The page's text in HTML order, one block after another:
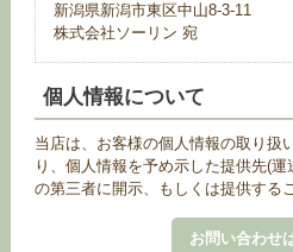
新潟県新潟市東区中山8-3-11
株式会社ソーリン 宛
個人情報について
当店は、お客様の個人情報の取り扱
り、個人情報を予め示した提供先(
の第三者に開示、もしくは提供する
お問い合わせ